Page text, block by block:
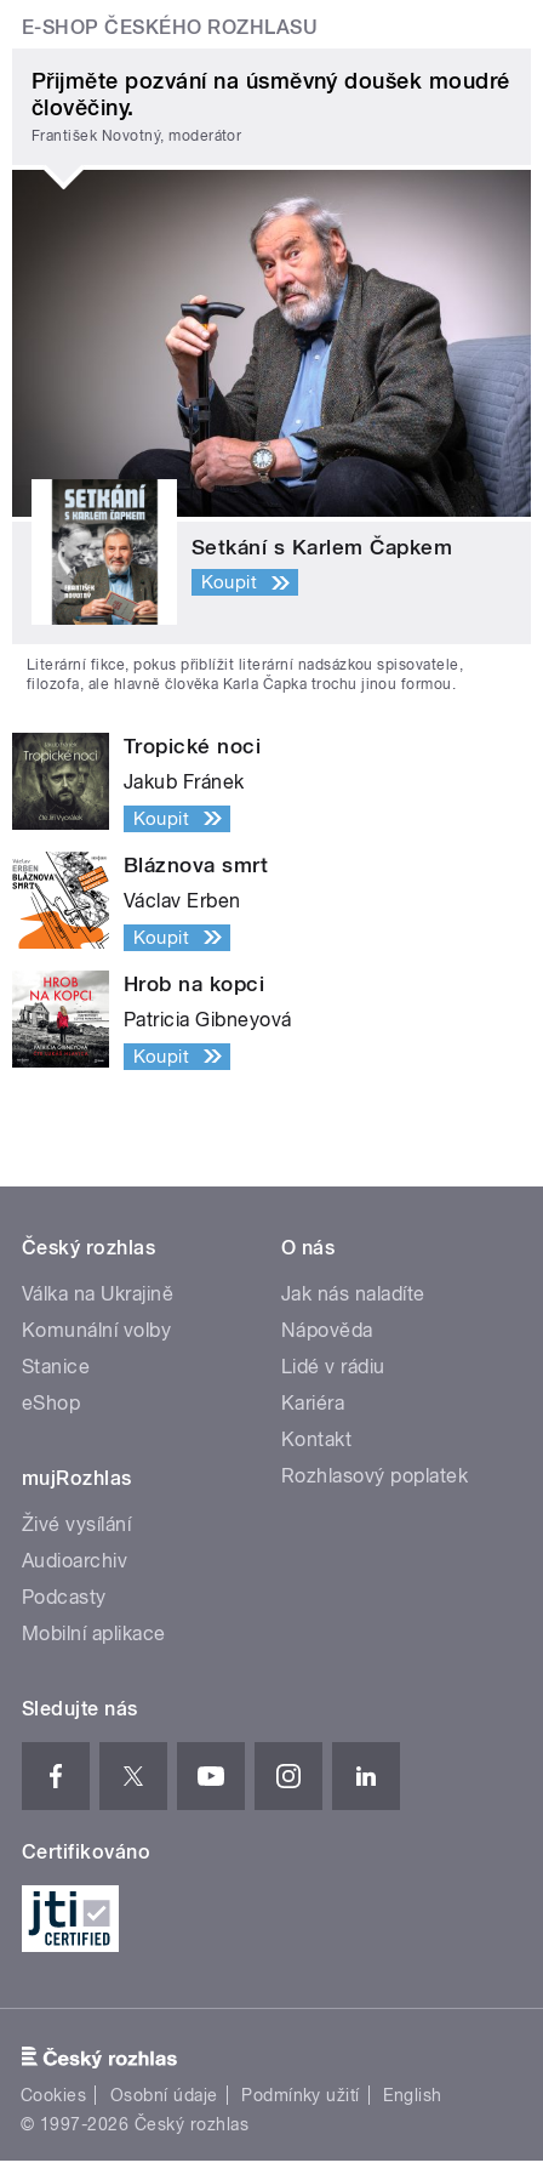
E-SHOP ČESKÉHO ROZHLASU
Přijměte pozvání na úsměvný doušek moudré
člověčiny.
František Novotný, moderátor
Setkání s Karlem Čapkem
Koupit
Literární fikce, pokus přiblížit literární nadsázkou spisovatele,
filozofa, ale hlavně člověka Karla Čapka trochu jinou formou.
Tropické noci
Jakub Fránek
Koupit
Bláznova smrt
Václav Erben
Koupit
Hrob na kopci
Patricia Gibneyová
Koupit
Český rozhlas
Válka na Ukrajině
Komunální volby
Stanice
eShop
mujRozhlas
Živé vysílání
Audioarchiv
Podcasty
Mobilní aplikace
O nás
Jak nás naladíte
Nápověda
Lidé v rádiu
Kariéra
Kontakt
Rozhlasový poplatek
Sledujte nás
Certifikováno
Cookies Osobní údaje Podmínky užití
English
© 1997-2026 Český rozhlas